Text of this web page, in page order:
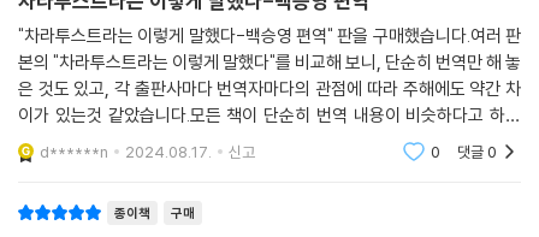
에피소드마다 펼쳐지는 이야기는 어떻게 구성되는지, 그에 담긴 철학적 개
념과 맥락이 무엇인지, 니체의 표현 구석구석에 담긴 문학적 배경은 또 어
떠한지, 그리고 독자들이 늘 당혹해하는 수많은 비유와 상징과 패러디의
의미가 무엇인지를 풀어서 일러준다.
며 깊이가 있는지 알 수 있다. 때로는 가슴을 뒤흔드는 감동과 울림을 만나
"차라투스트라는 이렇게 말했다-백승영 편역" 판을 구매했습니다.여러 판
본의 "차라투스트라는 이렇게 말했다"를 비교해 보니, 단순히 번역만 해 놓
은 것도 있고, 각 출판사마다 번역자마다의 관점에 따라 주해에도 약간 차
이가 있는것 같았습니다.모든 책이 단순히 번역 내용이 비슷하다고 하여
도, 번역자 마다의 전문성과 깊이에 따라 내용, 표현 등이 달라질 수도 있다
고 생각했습니다
d******n 2024.08.17. 신고 0 댓글0
종이책 구매